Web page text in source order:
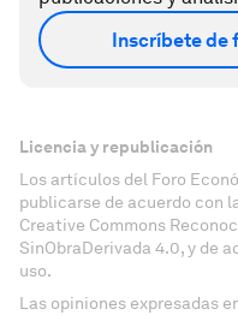
Inscríbete de
Licencia y republicación
Los artículos del Foro
publicarse de acuerdo con
Creative Commons
SinObraDerivada 4.0, y de
uso.
Las opiniones expresadas